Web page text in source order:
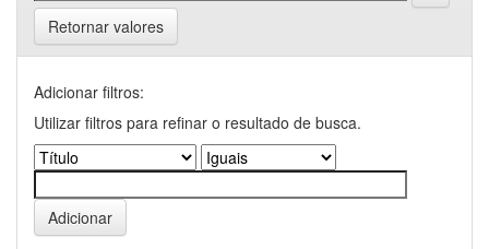
Retornar valores
Adicionar filtros:
Utilizar filtros para refinar o resultado de busca.